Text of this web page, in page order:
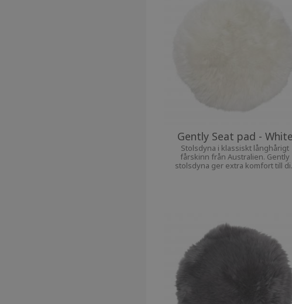
Gently Seat pad - White
Stolsdyna i klassiskt långhårigt
fårskinn från Australien. Gently
stolsdyna ger extra komfort till